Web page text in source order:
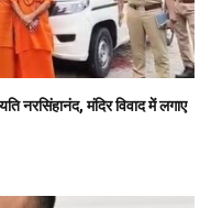
नरसिंहानंद, मंदिर विवाद में लगाए